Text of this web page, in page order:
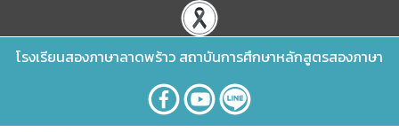
โรงเรียนสองภาษาลาดพร้าว สถาบันการศึกษาหลักสูตรสองภาษา